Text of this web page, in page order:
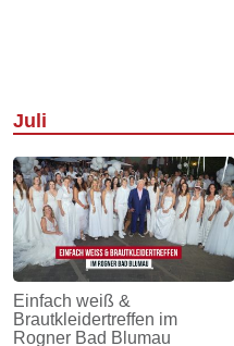
Juli
Einfach weiß &
Brautkleidertreffen im
Rogner Bad Blumau